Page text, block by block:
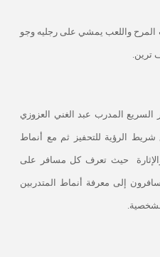
المرح واللعب يمشي على رجليه وجو
ترين.
السريع المدرب عبد الغني العزوزي
الرؤية للتحفيز ثم مع أنماط
حيث تعرف كل مسافر على
إلى معرفة أنماط المتدربين